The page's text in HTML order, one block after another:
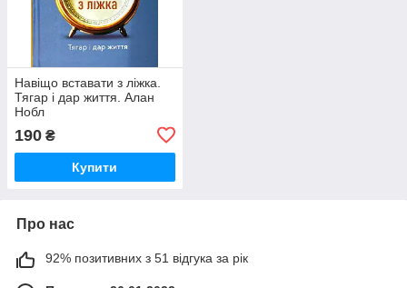
Навіщо вставати з ліжка.
Тягар і дар життя. Алан
Нобл
190 ₴
Купити
Про нас
92% позитивних з 51 відгука за рік